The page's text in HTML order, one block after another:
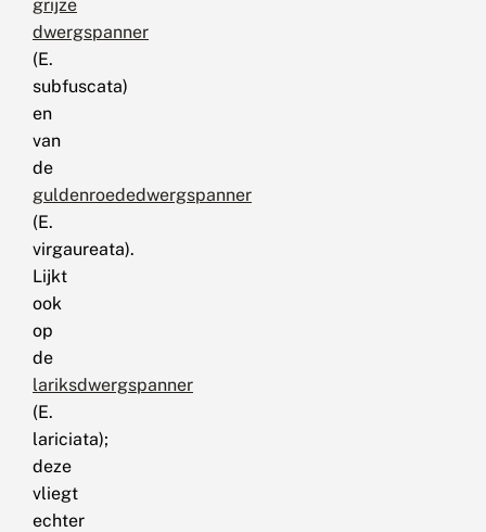
grijze
dwergspanner
(E.
subfuscata)
en
van
de
guldenroededwergspanner
(E.
virgaureata).
Lijkt
ook
op
de
lariksdwergspanner
(E.
lariciata);
deze
vliegt
echter